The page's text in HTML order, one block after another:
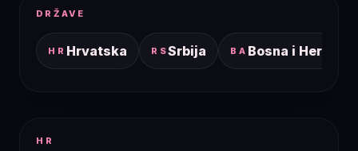
DRŽAVE
HR Hrvatska RSSrbija BA Bosna i
HR